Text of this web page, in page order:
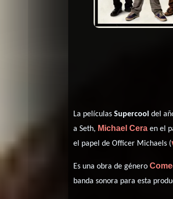
La películasSupercool del
a Seth, Michael Cera en el
el papel de Officer Michaels (
Es una obra de género
banda sonora para esta